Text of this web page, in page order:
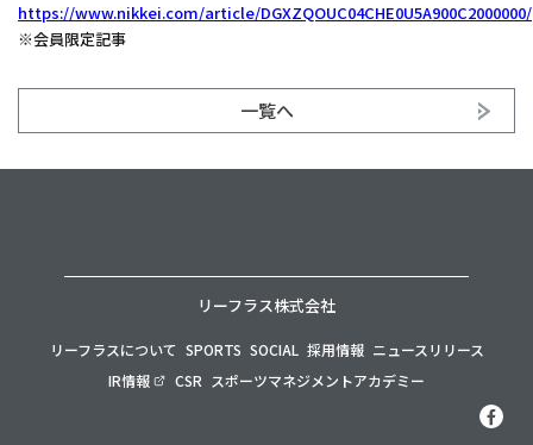
https://www.nikkei.com/article/DGXZQOUC04CHE0U5A900C2000000/
※会員限定記事
一覧へ
リーフラス株式会社
リーフラスについて SPORTS SOCIAL 採用情報 ニュースリリース
IR情報
CSR スポーツマネジメントアカデミー